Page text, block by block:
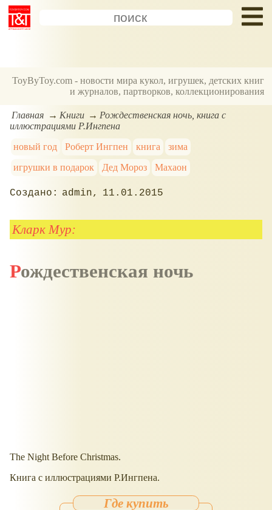
ToyByToy.com - новости мира кукол, игрушек, детских книг
и журналов, партворков, коллекционирования
Главная Книги
Рождественская ночь, книга с
иллюстрациями Р.Ингпена
новый год
Роберт Ингпен книга
зима
игрушки в подарок
Дед Мороз Махаон
admin 11.01.2015
Кларк Мур:
Рождественская ночь
The Night Before Christmas.
Книга с иллюстрациями Р.Ингпена.